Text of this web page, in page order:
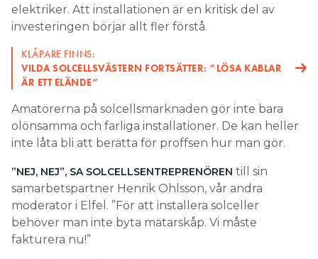
elektriker. Att installationen är en kritisk del av
investeringen börjar allt fler förstå.
KLÅPARE FINNS:
VILDA SOLCELLSVÄSTERN FORTSÄTTER: ”LÖSA KABLAR
ÄR ETT ELÄNDE”
Amatörerna på solcellsmarknaden gör inte bara
olönsamma och farliga installationer. De kan heller
inte låta bli att berätta för proffsen hur man gör.
”NEJ, NEJ”, SA SOLCELLSENTREPRENÖREN till sin
samarbetspartner Henrik Ohlsson, vår andra
moderator i Elfel. ”För att installera solceller
behöver man inte byta mätarskåp. Vi måste
fakturera nu!”